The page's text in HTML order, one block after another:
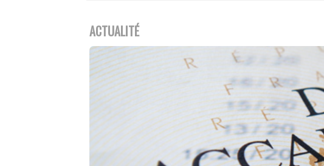
ACTUALITÉ